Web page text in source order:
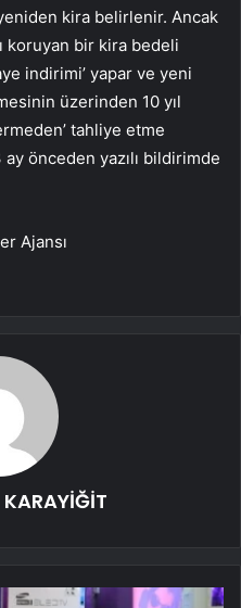
kira belirlenir. Ancak
koruyan bir kira bedeli
indirimi’ yapar ve yeni
üzerinden 10 yıl
tahliye etme
önceden yazılı bildirimde
Ajansı
KARAYİĞİT